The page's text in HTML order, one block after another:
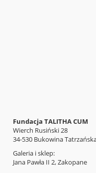
Fundacja TALITHA CUM
Wierch Rusiński 28
34-530 Bukowina
Galeria i sklep:
Jana Pawła II 2, Zakopane